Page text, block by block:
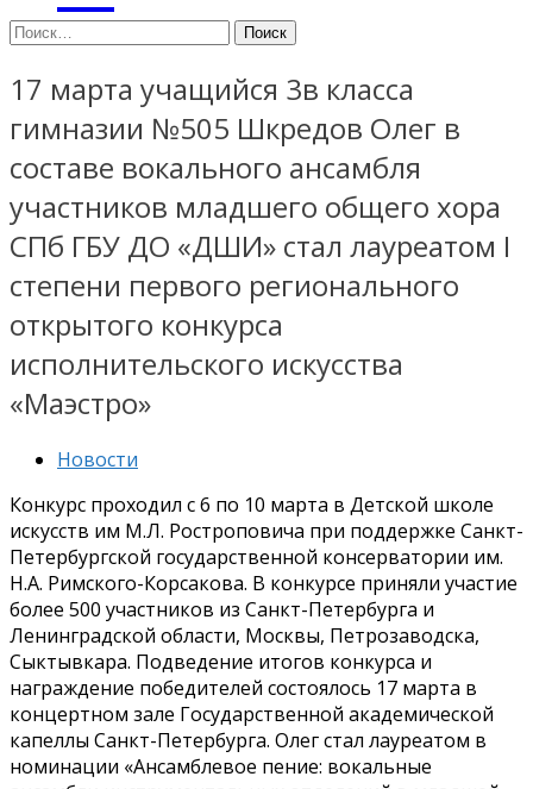
Найти:
17 марта учащийся 3в класса
гимназии №505 Шкредов Олег в
составе вокального ансамбля
участников младшего общего хора
СПб ГБУ ДО «ДШИ» стал лауреатом I
степени первого регионального
открытого конкурса
исполнительского искусства
«Маэстро»
Новости
Конкурс проходил с 6 по 10 марта в Детской школе
искусств им М.Л. Ростроповича при поддержке Санкт-
Петербургской государственной консерватории им.
Н.А. Римского-Корсакова. В конкурсе приняли участие
более 500 участников из Санкт-Петербурга и
Ленинградской области, Москвы, Петрозаводска,
Сыктывкара. Подведение итогов конкурса и
награждение победителей состоялось 17 марта в
концертном зале Государственной академической
капеллы Санкт-Петербурга. Олег стал лауреатом в
номинации «Ансамблевое пение: вокальные